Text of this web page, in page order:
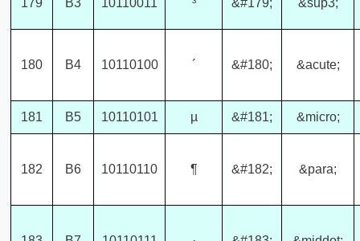
179 B3 10110011 ³ &#179; &sup3;
180 B4 10110100 ´ &#180; &acute;
181 B5 10110101 µ &#181; &micro;
182 B6 10110110 ¶ &#182; &para;